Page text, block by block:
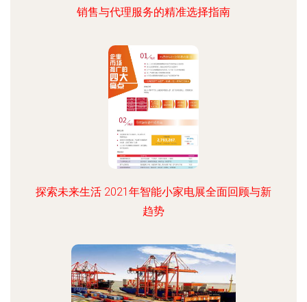
销售与代理服务的精准选择指南
探索未来生活 2021年智能小家电展全面回顾与新
趋势